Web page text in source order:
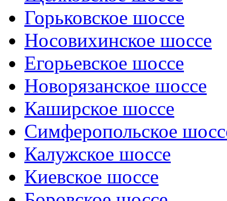
Горьковское шоссе
Носовихинское шоссе
Егорьевское шоссе
Новорязанское шоссе
Каширское шоссе
Симферопольское
Калужское шоссе
Киевское шоссе